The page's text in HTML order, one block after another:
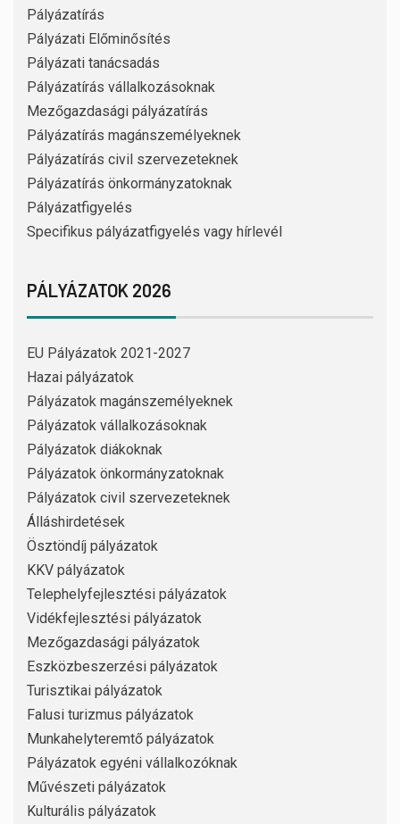
Pályázatírás
Pályázati Előminősítés
Pályázati tanácsadás
Pályázatírás vállalkozásoknak
Mezőgazdasági pályázatírás
Pályázatírás magánszemélyeknek
Pályázatírás civil szervezeteknek
Pályázatírás önkormányzatoknak
Pályázatfigyelés
Specifikus pályázatfigyelés vagy hírlevél
PÁLYÁZATOK 2026
EU Pályázatok 2021-2027
Hazai pályázatok
Pályázatok magánszemélyeknek
Pályázatok vállalkozásoknak
Pályázatok diákoknak
Pályázatok önkormányzatoknak
Pályázatok civil szervezeteknek
Álláshirdetések
Ösztöndíj pályázatok
KKV pályázatok
Telephelyfejlesztési pályázatok
Vidékfejlesztési pályázatok
Mezőgazdasági pályázatok
Eszközbeszerzési pályázatok
Turisztikai pályázatok
Falusi turizmus pályázatok
Munkahelyteremtő pályázatok
Pályázatok egyéni vállalkozóknak
Művészeti pályázatok
Kulturális pályázatok